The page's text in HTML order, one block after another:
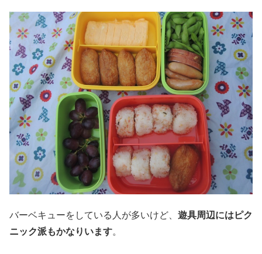
バーベキューをしている人が多いけど、 遊具周辺にはピク
ニック派もかなりいます。